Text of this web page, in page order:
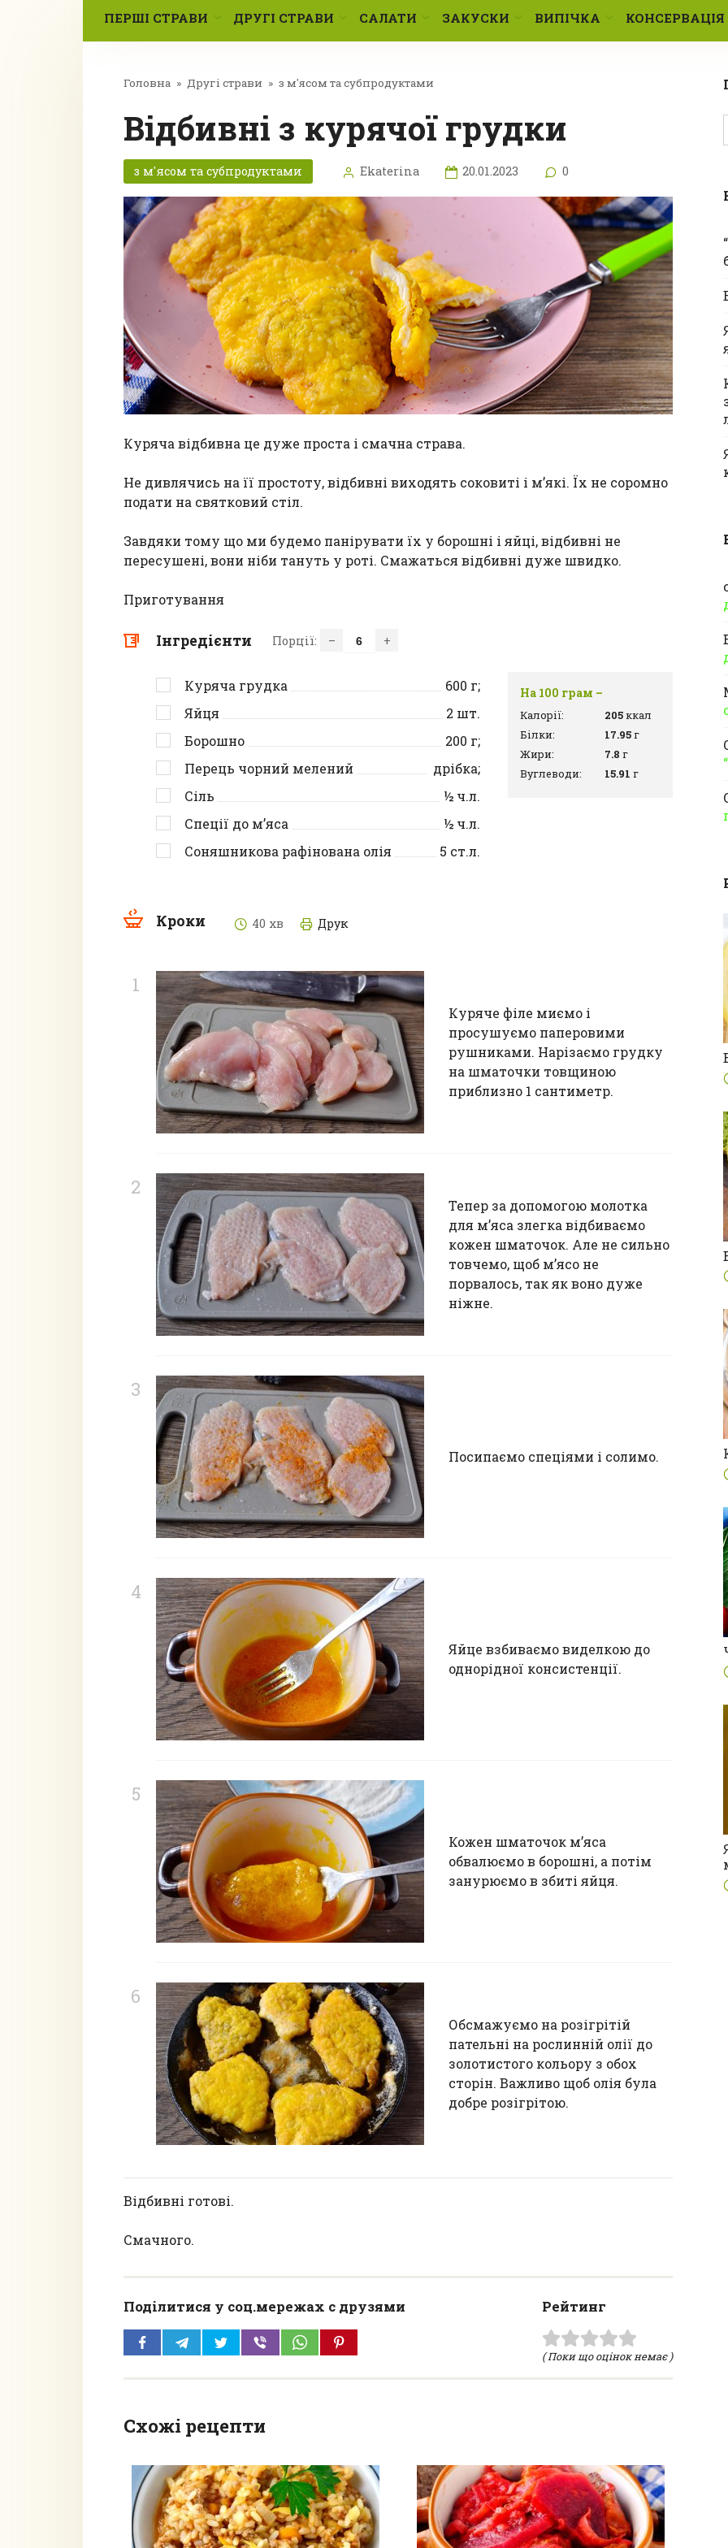
ПЕРШІ СТРАВИ ДРУГІ СТРАВИ САЛАТИ ЗАКУСКИ ВИПІЧКА КОНСЕРВАЦІЯ
Головна » Другі страви » з м'ясом та субпродуктами
Відбивні з курячої грудки
з м'ясом та субпродуктами Ekaterina 20.01.2023 0
Куряча відбивна це дуже проста і смачна страва.
Не дивлячись на її простоту, відбивні виходять соковиті і м’які. Їх не соромно
подати на святковий стіл.
Завдяки тому що ми будемо панірувати їх у борошні і яйці, відбивні не
пересушені, вони ніби тануть у роті. Смажаться відбивні дуже швидко.
Приготування
Інгредієнти Порції: – +
Куряча грудка 600 г;
Яйця
2 шт.
Борошно
200 г;
Перець чорний мелений
дрібка;
Сіль
½ ч.л.
Спеції до м’яса
½ ч.л.
Соняшникова рафінована олія
5 ст.л.
На 100 грам –
Калорії: 205ккал
Білки:
17.95г
Жири:
7.8 г
Вуглеводи:
15.91 г
Кроки 40 хв Друк
Куряче філе миємо і
просушуємо паперовими
рушниками. Нарізаємо грудку
на шматочки товщиною
приблизно 1 сантиметр.
Тепер за допомогою молотка
для м’яса злегка відбиваємо
кожен шматочок. Але не сильно
товчемо, щоб м’ясо не
порвалось, так як воно дуже
ніжне.
Посипаємо спеціями і солимо.
Яйце взбиваємо виделкою до
однорідної консистенції.
Кожен шматочок м’яса
обвалюємо в борошні, а потім
занурюємо в збиті яйця.
Обсмажуємо на розігрітій
пательні на рослинній олії до
золотистого кольору з обох
сторін. Важливо щоб олія була
добре розігрітою.
Відбивні готові.
Смачного.
Поділитися у соц.мережах с друзями Рейтинг
( Поки що оцінок немає )
Схожі рецепти